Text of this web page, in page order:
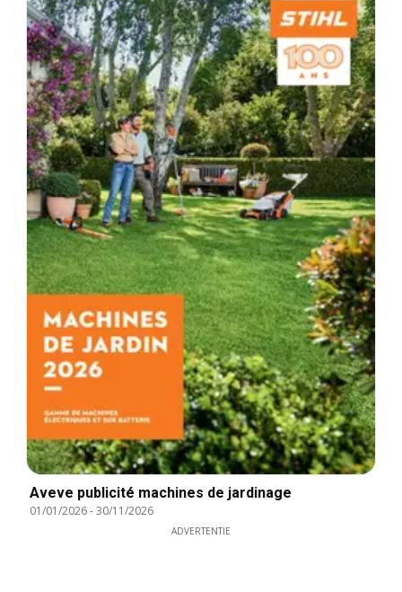
Aveve publicité machines de jardinage
01/01/2026-30/11/2026
ADVERTENTIE